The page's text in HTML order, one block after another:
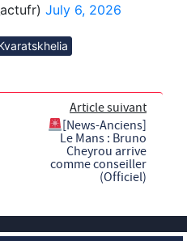
July 6, 2026
Article suivant
[News-Anciens]
Le Mans : Bruno
Cheyrou arrive
comme conseiller
(Officiel)